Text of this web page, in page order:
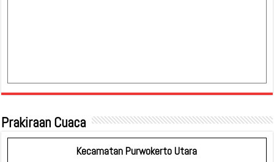
Prakiraan Cuaca
Kecamatan Purwokerto Utara